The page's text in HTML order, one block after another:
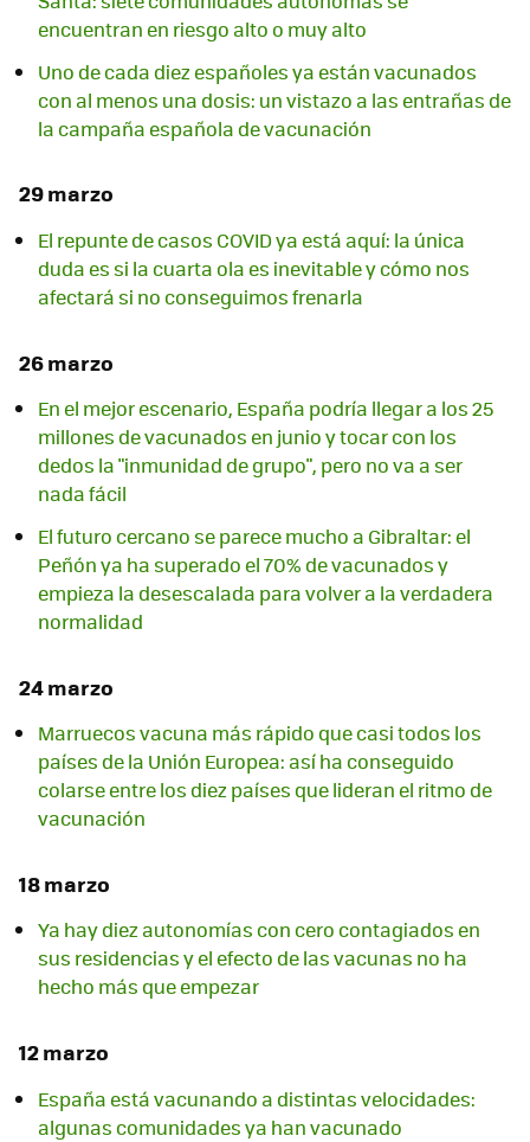
encuentran en riesgo alto o muy alto
Uno de cada diez españoles ya están vacunados
con al menos una dosis: un vistazo a las entrañas de
la campaña española de vacunación
29 marzo
El repunte de casos COVID ya está aquí: la única
duda es si la cuarta ola es inevitable y cómo nos
afectará si no conseguimos frenarla
26 marzo
En el mejor escenario, España podría llegar a los 25
millones de vacunados en junio y tocar con los
dedos la "inmunidad de grupo", pero no va a ser
nada fácil
El futuro cercano se parece mucho a Gibraltar: el
Peñón ya ha superado el 70% de vacunados y
empieza la desescalada para volver a la verdadera
normalidad
24 marzo
Marruecos vacuna más rápido que casi todos los
países de la Unión Europea: así ha conseguido
colarse entre los diez países que lideran el ritmo de
vacunación
18 marzo
Ya hay diez autonomías con cero contagiados en
sus residencias y el efecto de las vacunas no ha
hecho más que empezar
12 marzo
España está vacunando a distintas velocidades:
algunas comunidades ya han vacunado